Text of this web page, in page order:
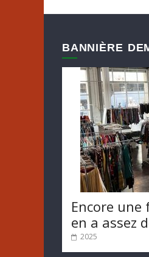
BANNIÈRE
Encore
en a assez
2025